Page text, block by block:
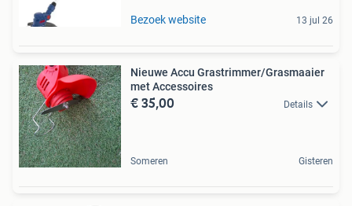
Bezoek website 13 jul 26
Nieuwe Accu Grastrimmer/Grasmaaier
met Accessoires
€ 35,00 Details
Someren Gisteren